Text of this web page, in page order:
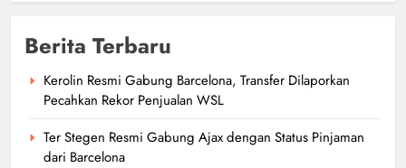
Berita Terbaru
Kerolin Resmi Gabung Barcelona, Transfer Dilaporkan
Pecahkan Rekor Penjualan WSL
Ter Stegen Resmi Gabung Ajax dengan Status Pinjaman
dari Barcelona